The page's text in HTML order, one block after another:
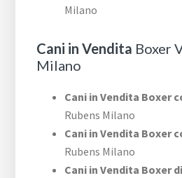
Milano
Cani in Vendita Boxer
Milano
Cani in Vendita Boxer
Rubens Milano
Cani in Vendita Boxer
Rubens Milano
Cani in Vendita Boxer